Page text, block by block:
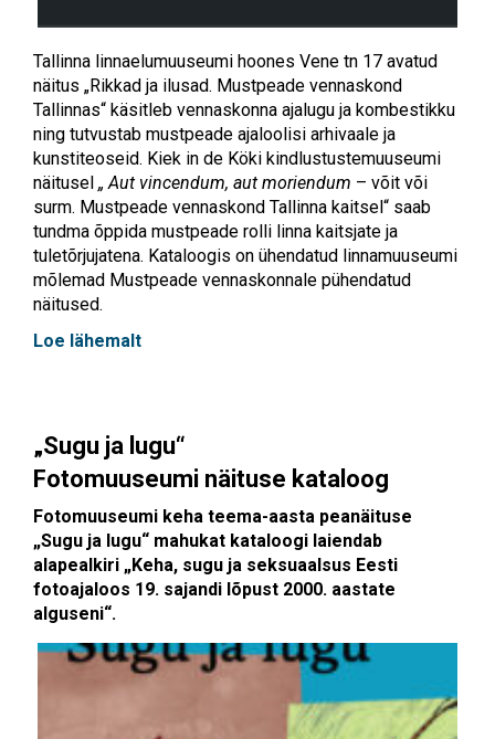
Tallinna linnaelumuuseumi hoones Vene tn 17 avatud
näitus „Rikkad ja ilusad. Mustpeade vennaskond
Tallinnas“ käsitleb vennaskonna ajalugu ja kombestikku
ning tutvustab mustpeade ajaloolisi arhivaale ja
kunstiteoseid. Kiek in de Köki kindlustustemuuseumi
näitusel „ Aut vincendum, aut moriendum – võit või
surm. Mustpeade vennaskond Tallinna kaitsel“ saab
tundma õppida mustpeade rolli linna kaitsjate ja
tuletõrjujatena. Kataloogis on ühendatud linnamuuseumi
mõlemad Mustpeade vennaskonnale pühendatud
näitused.
Loe lähemalt
„Sugu ja lugu“
Fotomuuseumi näituse kataloog
Fotomuuseumi keha teema-aasta peanäituse
„Sugu ja lugu“ mahukat kataloogi laiendab
alapealkiri „Keha, sugu ja seksuaalsus Eesti
fotoajaloos 19. sajandi lõpust 2000. aastate
alguseni“.